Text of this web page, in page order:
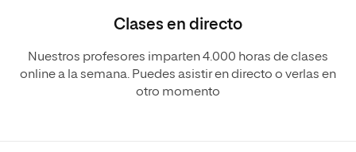
Clases en directo
Nuestros profesores imparten 4.000 horas de clases
online a la semana. Puedes asistir en directo o verlas en
otro momento